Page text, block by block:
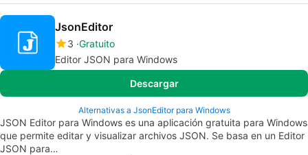
JsonEditor
3 Gratuito
Editor JSON para Windows
Descargar
Alternativas a JsonEditor para Windows
JSON Editor para Windows es una aplicación gratuita para Windows
que permite editar y visualizar archivos JSON. Se basa en un Editor
JSON para…